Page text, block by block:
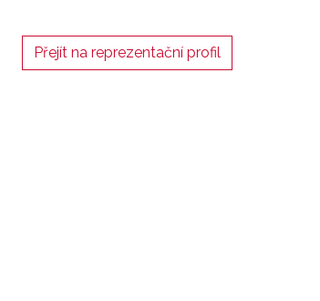
Přejít na reprezentační profil